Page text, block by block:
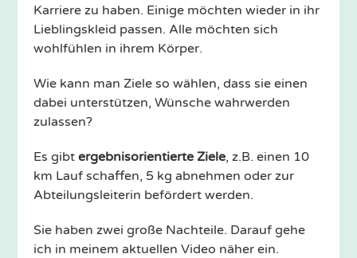
Karriere zu haben. Einige möchten wieder in ihr
Lieblingskleid passen. Alle möchten sich
wohlfühlen in ihrem Körper.
Wie kann man Ziele so wählen, dass sie einen
dabei unterstützen, Wünsche wahrwerden
zulassen?
Es gibtergebnisorientierte Ziele, z.B. einen 10
km Lauf schaffen, 5 kg abnehmen oder zur
Abteilungsleiterin befördert werden.
Sie haben zwei große Nachteile. Darauf gehe
ich in meinem aktuellen Video näher ein.